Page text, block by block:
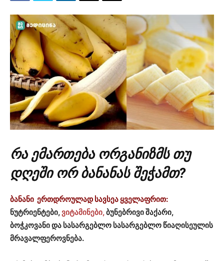
რა ემართება ორგანიზმს თუ
დღეში ორ ბანანას შეჭამთ?
ბანანი ერთდროულად სავსეა ყველაფრით:
ნუტრიენტები,ვიტამინები,ბუნებრივი შაქარი,
ბოჭკოვანი და სასარგებლო სასარგებლო წიაღისეულის
მრავალფეროვნება.